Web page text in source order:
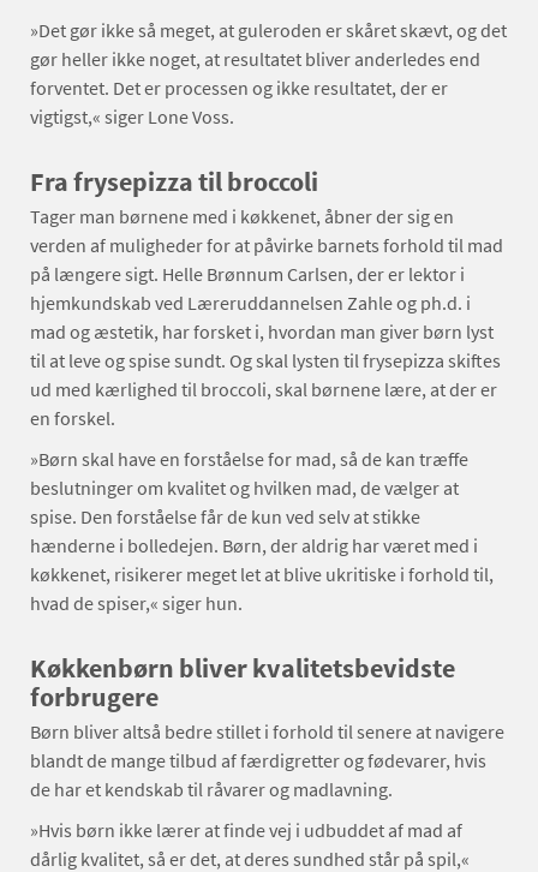
»Det gør ikke så meget, at guleroden er skåret skævt, og det
gør heller ikke noget, at resultatet bliver anderledes end
forventet. Det er processen og ikke resultatet, der er
vigtigst,« siger Lone Voss.
Fra frysepizza til broccoli
Tager man børnene med i køkkenet, åbner der sig en
verden af muligheder for at påvirke barnets forhold til mad
på længere sigt. Helle Brønnum Carlsen, der er lektor i
hjemkundskab ved Læreruddannelsen Zahle og ph.d. i
mad og æstetik, har forsket i, hvordan man giver børn lyst
til at leve og spise sundt. Og skal lysten til frysepizza skiftes
ud med kærlighed til broccoli, skal børnene lære, at der er
en forskel.
»Børn skal have en forståelse for mad, så de kan træffe
beslutninger om kvalitet og hvilken mad, de vælger at
spise. Den forståelse får de kun ved selv at stikke
hænderne i bolledejen. Børn, der aldrig har været med i
køkkenet, risikerer meget let at blive ukritiske i forhold til,
hvad de spiser,« siger hun.
Køkkenbørn bliver kvalitetsbevidste
forbrugere
Børn bliver altså bedre stillet i forhold til senere at navigere
blandt de mange tilbud af færdigretter og fødevarer, hvis
de har et kendskab til råvarer og madlavning.
»Hvis børn ikke lærer at finde vej i udbuddet af mad af
dårlig kvalitet, så er det, at deres sundhed står på spil,«